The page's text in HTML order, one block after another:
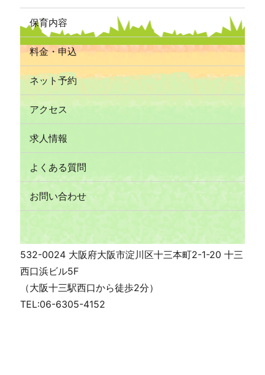
保育内容
料金・申込
ネット予約
アクセス
求人情報
よくある質問
お問い合わせ
532-0024 大阪府大阪市淀川区十三本町2-1-20 十三
西口浜ビル5F
（大阪十三駅西口から徒歩2分）
TEL:06-6305-4152